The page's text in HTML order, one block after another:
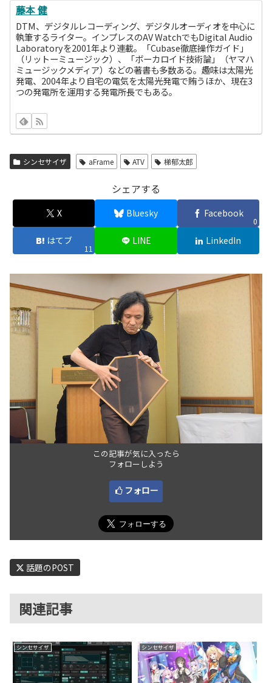
藤本 健
DTM、デジタルレコーディング、デジタルオーディオを中心に
執筆するライター。インプレスのAV WatchでもDigital Audio
Laboratoryを2001年より連載。「Cubase徹底操作ガイド」
（リットーミュージック）、「ボーカロイド技術論」（ヤマハ
ミュージックメディア）などの著書も多数ある。趣味は太陽光
発電、2004年より自宅の電気を太陽光発電で賄うほか、現在3
つの発電所を運用する発電所長でもある。
シンセサイザ aFrame ATV 梯郁太郎
シェアする
X Bluesky Facebook
0
はてブ
11
LINE LinkedIn
この記事が気に入ったら
フォローしよう
フォロー
話題のPOST
関連記事
シンセサイザ シンセサイザ